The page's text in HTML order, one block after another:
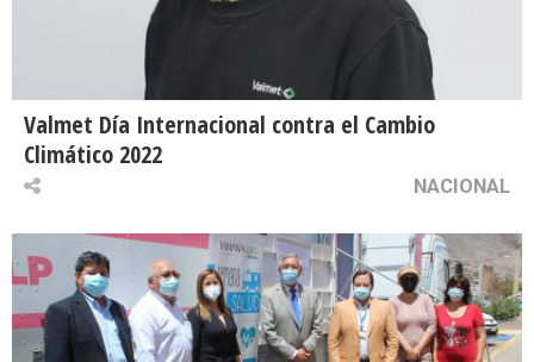
Valmet Día Internacional contra el Cambio
Climático 2022
NACIONAL